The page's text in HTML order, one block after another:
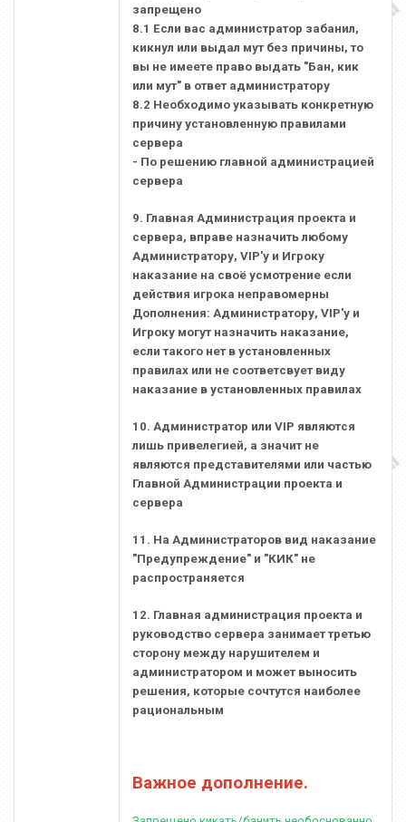
запрещено
8.1 Если вас администратор забанил,
кикнул или выдал мут без причины, то
вы не имеете право выдать "Бан, кик
или мут" в ответ администратору
8.2 Необходимо указывать конкретную
причину установленную правилами
сервера
- По решению главной администрацией
сервера
9. Главная Администрация проекта и
сервера, вправе назначить любому
Администратору, VIP'у и Игроку
наказание на своё усмотрение если
действия игрока неправомерны
Дополнения: Администратору, VIP'у и
Игроку могут назначить наказание,
если такого нет в установленных
правилах или не соответсвует виду
наказание в установленных правилах
10. Администратор или VIP являются
лишь привелегией, а значит не
являются представителями или частью
Главной Администрации проекта и
сервера
11. На Администраторов вид наказание
"Предупреждение" и "КИК" не
распространяется
12. Главная администрация проекта и
руководство сервера занимает третью
сторону между нарушителем и
администратором и может выносить
решения, которые сочтутся наиболее
рациональным
Важное дополнение.